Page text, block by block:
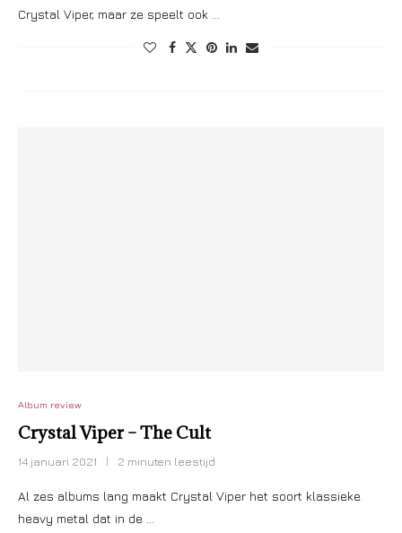
Crystal Viper, maar ze speelt ook …
Album review
Crystal Viper – The Cult
14 januari 2021 2 minuten leestijd
Al zes albums lang maakt Crystal Viper het soort klassieke
heavy metal dat in de …